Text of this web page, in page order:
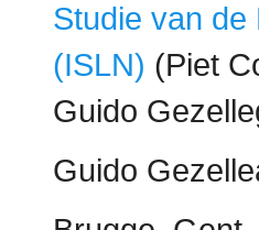
Studie van de
(ISLN) (Piet
Guido
Guido